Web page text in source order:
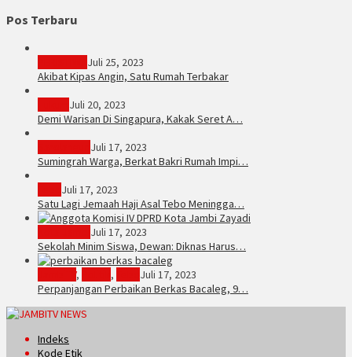
Pos Terbaru
Juli 25, 2023
Akibat Kipas Angin, Satu Rumah Terbakar
Juli 20, 2023
Demi Warisan Di Singapura, Kakak Seret A…
Juli 17, 2023
Sumingrah Warga, Berkat Bakri Rumah Impi…
Juli 17, 2023
Satu Lagi Jemaah Haji Asal Tebo Meningga…
Juli 17, 2023
Sekolah Minim Siswa, Dewan: Diknas Harus…
, ,
Juli 17, 2023
Perpanjangan Perbaikan Berkas Bacaleg, 9…
Indeks
Kode Etik